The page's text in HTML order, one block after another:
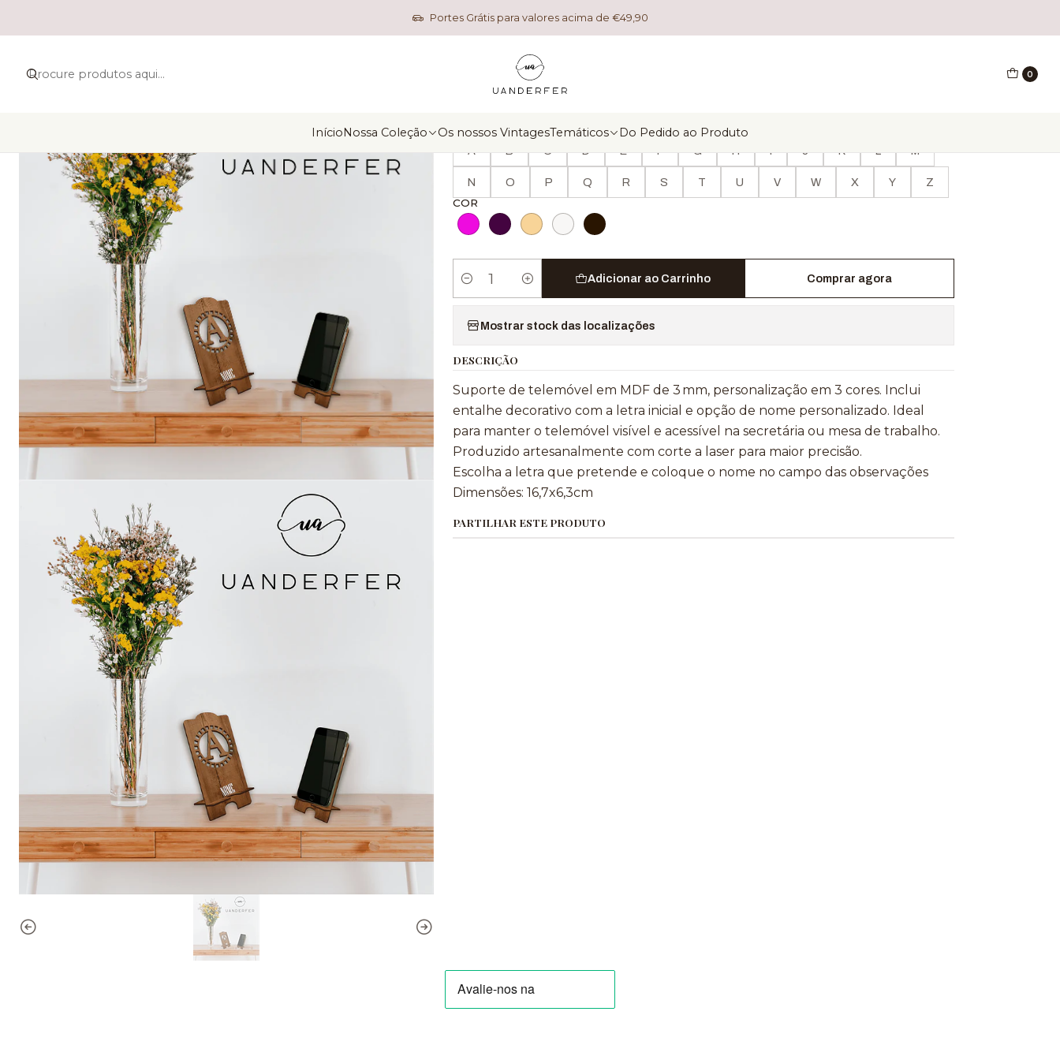
0
InícioNossa Coleção Os nossos VintagesTemáticos Do Pedido ao Produto
Portes Grátis para valores acima de €49,90
Nossa Coleção Personalizados Suporte para telemóvel
Suporte para telemóvel
MODELO
A
B C D E F G H I J K L M
N O P Q R S T U V W X Y
Z
COR
Quantidade
Adicionar ao Carrinho Comprar agora
Mostrar stock das localizações
DESCRIÇÃO
Suporte de telemóvel em MDF de 3 mm, personalização em 3 cores. Inclui
entalhe decorativo com a letra inicial e opção de nome personalizado. Ideal
para manter o telemóvel visível e acessível na secretária ou mesa de trabalho.
Produzido artesanalmente com corte a laser para maior precisão.
Escolha a letra que pretende e coloque o nome no campo das observações
Dimensões: 16,7x6,3cm
PARTILHAR ESTE PRODUTO